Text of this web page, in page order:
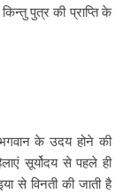
किन्तु पुत्र की प्राप्ति के
भगवान के उदय होने की
सूर्योदय से पहले ही
से विनती की जाती है